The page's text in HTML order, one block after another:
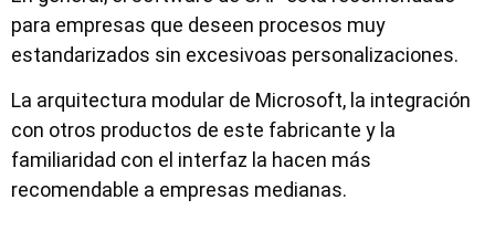
para empresas que deseen procesos muy
estandarizados sin excesivoas personalizaciones.
La arquitectura modular de Microsoft, la integración
con otros productos de este fabricante y la
familiaridad con el interfaz la hacen más
recomendable a empresas medianas.